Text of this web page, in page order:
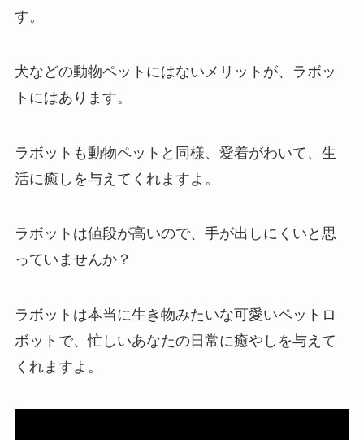
す。
犬などの動物ペットにはないメリットが、ラボッ
トにはあります。
ラボットも動物ペットと同様、愛着がわいて、生
活に癒しを与えてくれますよ。
ラボットは値段が高いので、手が出しにくいと思
っていませんか？
ラボットは本当に生き物みたいな可愛いペットロ
ボットで、忙しいあなたの日常に癒やしを与えて
くれますよ。